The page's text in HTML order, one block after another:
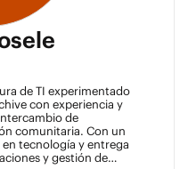
de TI experimentado
con experiencia y
de
comunitaria. Con un
tecnología y entrega
y gestión de